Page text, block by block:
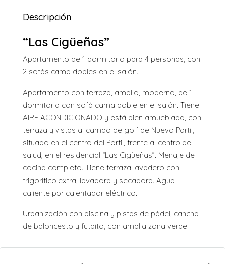
Descripción
“Las Cigüeñas”
Apartamento de 1 dormitorio para 4 personas, con
2 sofás cama dobles en el salón.
Apartamento con terraza, amplio, moderno, de 1
dormitorio con sofá cama doble en el salón. Tiene
AIRE ACONDICIONADO y está bien amueblado, con
terraza y vistas al campo de golf de Nuevo Portil,
situado en el centro del Portil, frente al centro de
salud, en el residencial “Las Cigüeñas”. Menaje de
cocina completo. Tiene terraza lavadero con
frigorífico extra, lavadora y secadora. Agua
caliente por calentador eléctrico.
Urbanización con piscina y pistas de pádel, cancha
de baloncesto y futbito, con amplia zona verde.